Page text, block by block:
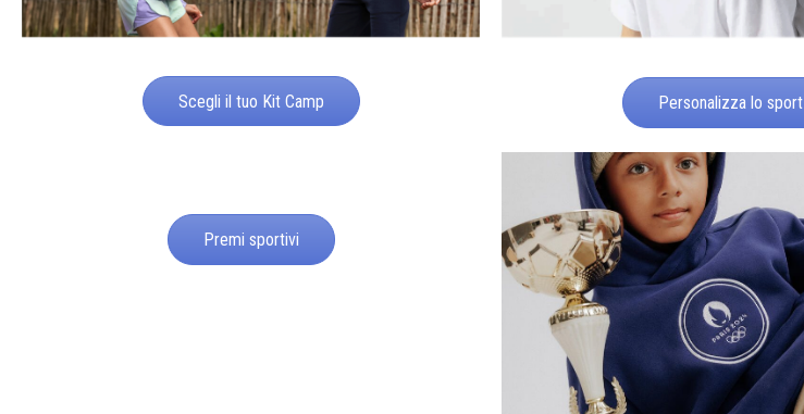
Scegli il tuo Kit Camp Personalizza lo sport
Premi sportivi